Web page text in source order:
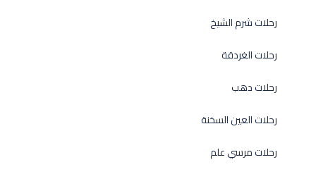
رحلات شرم الشيخ
رحلات الغردقة
رحلات دهب
رحلات العين السخنة
رحلات مرسي علم